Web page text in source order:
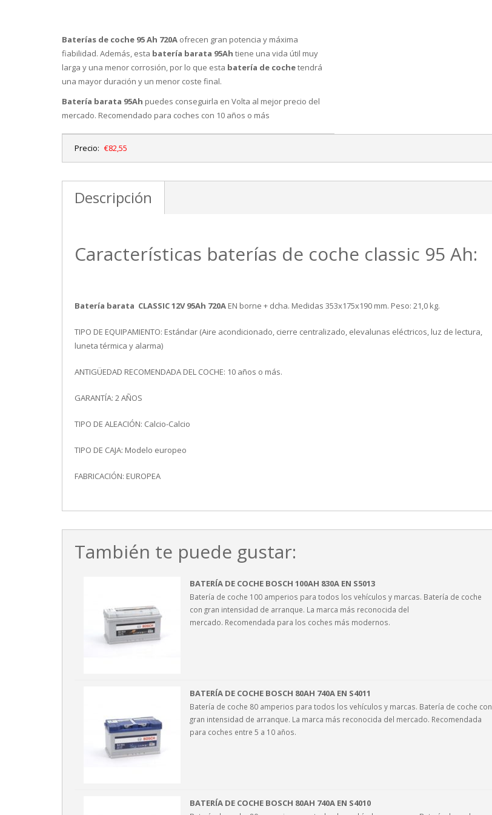
Baterías de coche 95 Ah 720A ofrecen gran potencia y máxima
fiabilidad. Además, esta batería barata 95Ah tiene una vida útil muy
larga y una menor corrosión, por lo que esta batería de cochetendrá
una mayor duración y un menor coste final.
Batería barata 95Ah puedes conseguirla en Volta al mejor precio del
mercado. Recomendado para coches con 10 años o más
Precio: €82,55
Descripción
Características baterías de coche classic 95 Ah:
Batería barata CLASSIC 12V 95Ah 720A EN borne + dcha. Medidas 353x175x190 mm. Peso: 21,0 kg.
TIPO DE EQUIPAMIENTO: Estándar (Aire acondicionado, cierre centralizado, elevalunas eléctricos, luz de lectura,
luneta térmica y alarma)
ANTIGÜEDAD RECOMENDADA DEL COCHE: 10 años o más.
GARANTÍA: 2 AÑOS
TIPO DE ALEACIÓN: Calcio-Calcio
TIPO DE CAJA: Modelo europeo
FABRICACIÓN: EUROPEA
También te puede gustar:
BATERÍA DE COCHE BOSCH 100AH 830A EN S5013
Batería de coche 100 amperios para todos los vehículos y marcas. Batería de coche
con gran intensidad de arranque. La marca más reconocida del
mercado. Recomendada para los coches más modernos.
BATERÍA DE COCHE BOSCH 80AH 740A EN S4011
Batería de coche 80 amperios para todos los vehículos y marcas. Batería de coche con
gran intensidad de arranque. La marca más reconocida del mercado. Recomendada
para coches entre 5 a 10 años.
BATERÍA DE COCHE BOSCH 80AH 740A EN S4010